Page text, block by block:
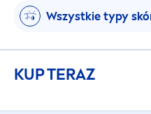
Wszystkie typy
KUP TERAZ